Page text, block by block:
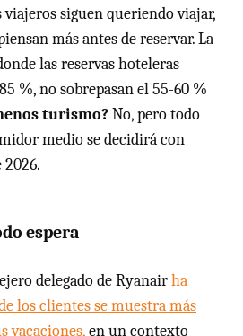
siguen queriendo viajar,
más antes de reservar. La
las reservas hoteleras
%, no sobrepasan el 55-60 %
turismo?No, pero todo
medio se decidirá con
espera
delegado de Ryanairha
los clientes se muestra más
vacaciones,en un contexto